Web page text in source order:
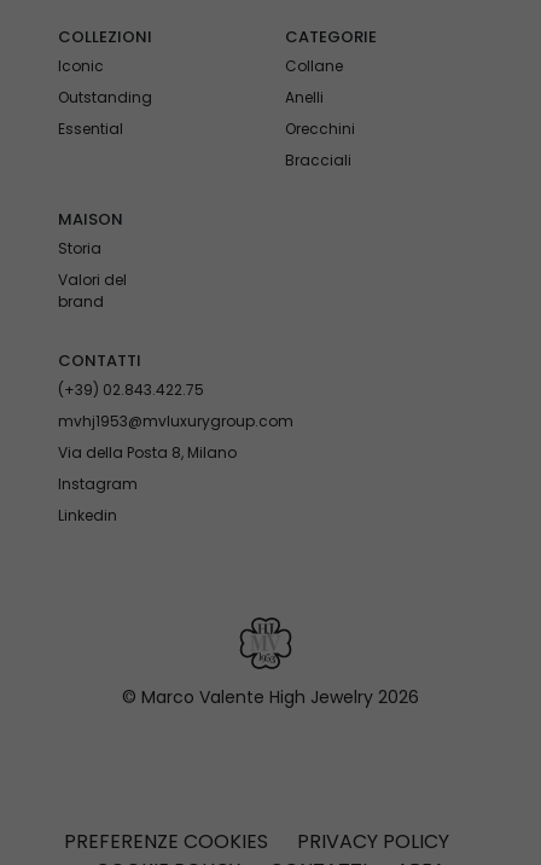
COLLEZIONI
Iconic
Outstanding
Essential
CATEGORIE
Collane
Anelli
Orecchini
Bracciali
MAISON
Storia
Valori del
brand
CONTATTI
(+39) 02.843.422.75
mvhj1953@mvluxurygroup.com
Via della Posta 8, Milano
Instagram
Linkedin
© Marco Valente High Jewelry 2026
PREFERENZE COOKIES
PRIVACY POLICY